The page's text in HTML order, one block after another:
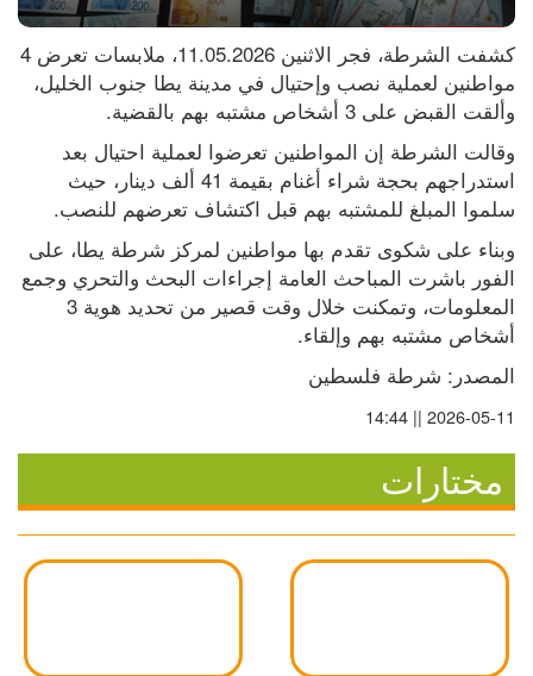
وألقت القبض على 3 أشخاص مشتبه بهم بالقضية.
سلموا المبلغ للمشتبه بهم قبل اكتشاف تعرضهم للنصب.
أشخاص مشتبه بهم وإلقاء.
المصدر: شرطة فلسطين
2026-05-11 || 14:44
مختارات